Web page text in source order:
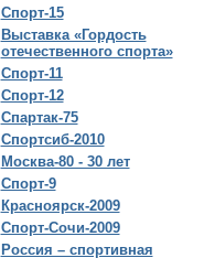
Спорт-15
Выставка «Гордость
отечественного спорта»
Спорт-11
Спорт-12
Спартак-75
Спортсиб-2010
Москва-80 - 30 лет
Спорт-9
Красноярск-2009
Спорт-Сочи-2009
Россия – спортивная